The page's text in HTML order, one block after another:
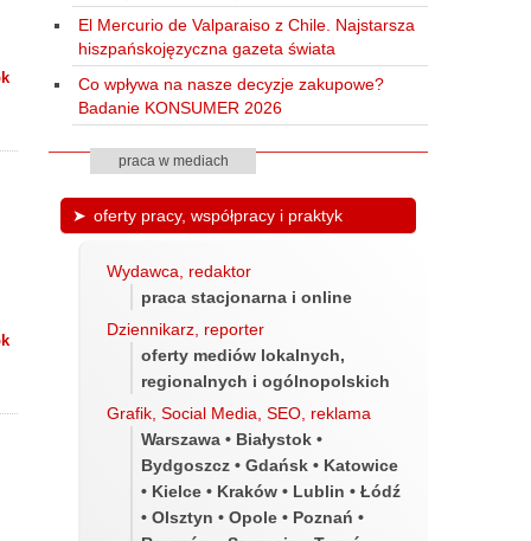
El Mercurio de Valparaiso z Chile. Najstarsza
hiszpańskojęzyczna gazeta świata
Co wpływa na nasze decyzje zakupowe?
Badanie KONSUMER 2026
praca w mediach
oferty pracy, współpracy i praktyk
Wydawca, redaktor
praca stacjonarna i online
Dziennikarz, reporter
oferty mediów lokalnych,
regionalnych i ogólnopolskich
Grafik, Social Media, SEO, reklama
Warszawa • Białystok •
Bydgoszcz • Gdańsk • Katowice
• Kielce • Kraków • Lublin • Łódź
• Olsztyn • Opole • Poznań •